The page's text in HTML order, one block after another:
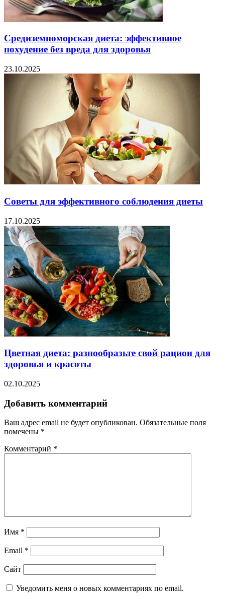
Средиземноморская диета: эффективное
похудение без вреда для здоровья
23.10.2025
Советы для эффективного соблюдения диеты
17.10.2025
Цветная диета: разнообразьте свой рацион для
здоровья и красоты
02.10.2025
Добавить комментарий
Ваш адрес email не будет опубликован. Обязательные поля
помечены *
Комментарий *
Имя *
Email *
Сайт
Уведомить меня о новых комментариях по email.